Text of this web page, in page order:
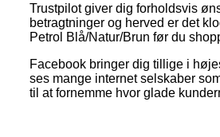
Trustpilot giver dig forholdsvis
betragtninger og herved er det
Petrol Blå/Natur/Brun før du
Facebook bringer dig tillige i
ses mange internet selskaber
til at fornemme hvor glade